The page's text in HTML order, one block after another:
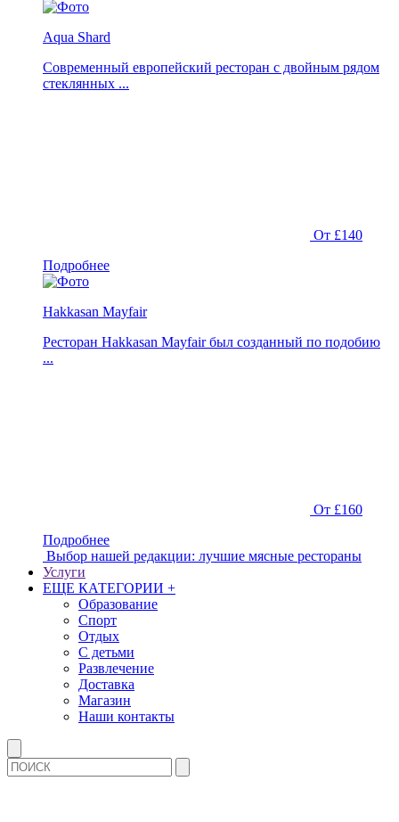
Aqua Shard
Современный европейский ресторан с двойным рядом
стеклянных ...
От £140
Подробнее
Hakkasan Mayfair
Ресторан Hakkasan Mayfair был созданный по подобию
...
От £160
Подробнее
Выбор нашей редакции: лучшие мясные рестораны
Услуги
ЕЩЕ КАТЕГОРИИ +
Образование
Спорт
Отдых
С детьми
Развлечение
Доставка
Магазин
Наши контакты